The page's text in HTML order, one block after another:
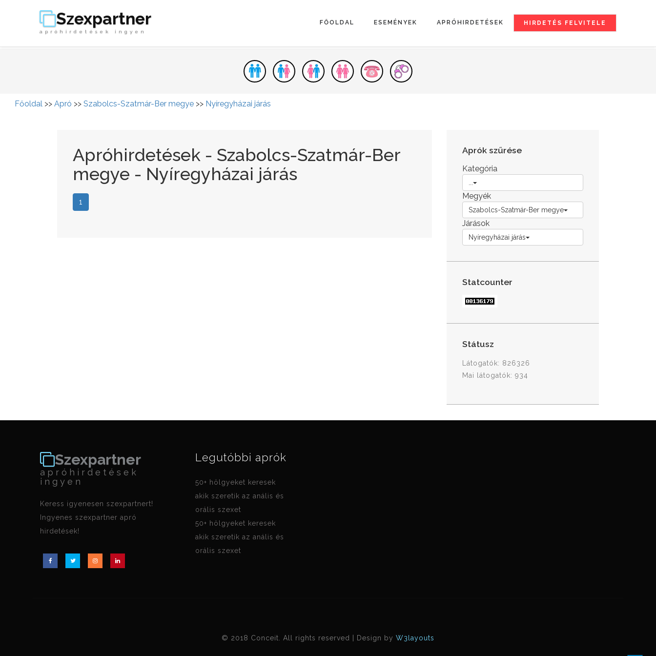
Szexpartner
apróhirdetések ingyen
HIRDETÉS FELVITELE
FŐOLDAL ESEMÉNYEK APRÓHIRDETÉSEK
Főoldal >> Apró >> Szabolcs-Szatmár-Ber megye >> Nyíregyházai járás
Apróhirdetések - Szabolcs-Szatmár-Ber
megye - Nyíregyházai járás
1
Aprók szűrése
Kategória
Megyék
Szabolcs-Szatmár-Ber megye
Járások
Nyíregyházai járás
Statcounter
Státusz
Látogatók: 826326
Mai látogatók: 934
Szexpartner
apróhirdetések
ingyen
Keress igyenesen szexpartnert!
Ingyenes szexpartner apró
hirdetések!
Legutóbbi aprók
50+ hölgyeket keresek
akik szeretik az anális és
orális szexet
50+ hölgyeket keresek
akik szeretik az anális és
orális szexet
© 2018 Conceit. All rights reserved | Design by W3layouts